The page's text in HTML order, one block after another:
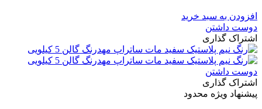
افزودن به سبد خرید
دوست داشتن
اشتراک گذاری
دوست داشتن
اشتراک گذاری
پیشنهاد ویژه محدود